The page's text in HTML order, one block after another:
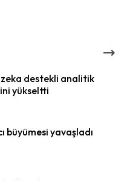
destekli analitik
yükseltti
büyümesi yavaşladı